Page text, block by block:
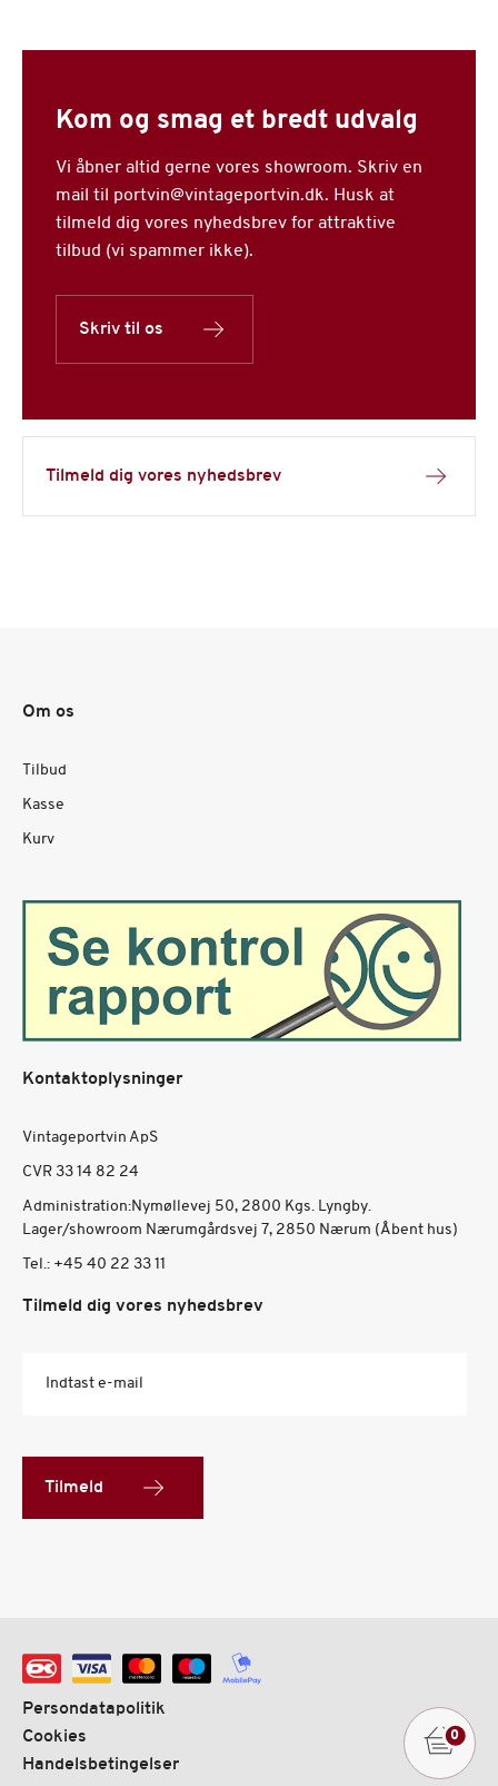
0
Tilmeld dig vores nyhedsbrev
Kom og smag et bredt udvalg
Vi åbner altid gerne vores showroom. Skriv en
mail til portvin@vintageportvin.dk. Husk at
tilmeld dig vores nyhedsbrev for attraktive
tilbud (vi spammer ikke).
Skriv til os
Om os
Tilbud
Kasse
Kurv
Kontaktoplysninger
Vintageportvin ApS
CVR 33 14 82 24
Administration:Nymøllevej 50, 2800 Kgs. Lyngby.
Lager/showroom Nærumgårdsvej 7, 2850 Nærum (Åbent hus)
Tel.: +45 40 22 33 11
Tilmeld dig vores nyhedsbrev
Indtast e-mail
Tilmeld
Persondatapolitik
Cookies
Handelsbetingelser